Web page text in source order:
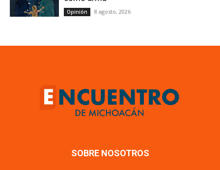
Opinión 8 agosto, 2026
SOBRE NOSOTROS